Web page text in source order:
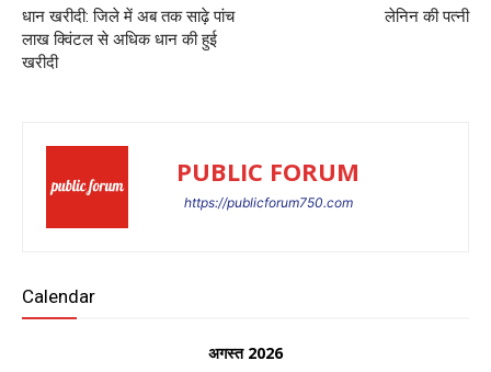
धान खरीदी: जिले में अब तक साढ़े पांच
लाख क्विंटल से अधिक धान की हुई
खरीदी
लेनिन की पत्नी
PUBLIC FORUM
https://publicforum750.com
Calendar
अगस्त 2026